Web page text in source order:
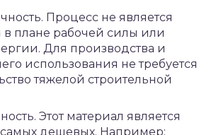
Процесс не является
в плане рабочей силы или
Для производства и
использования не требуется
тяжелой строительной
Этот материал является
дешевых. Например: